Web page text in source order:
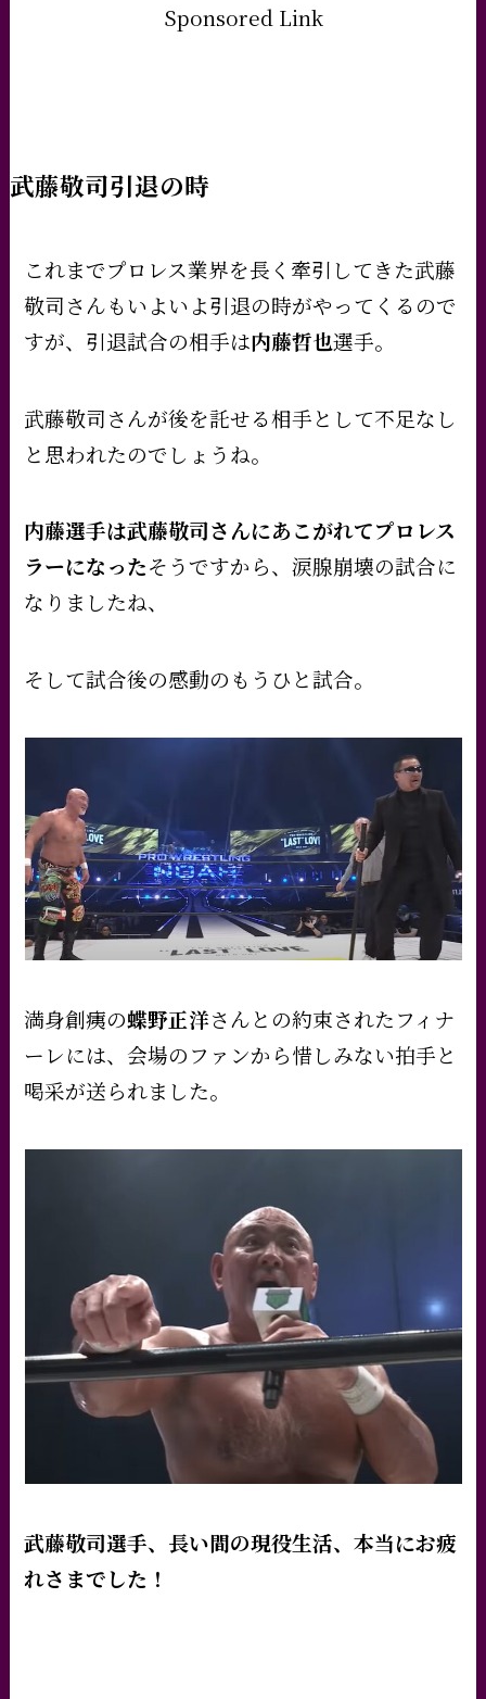
Sponsored Link
武藤敬司引退の時
これまでプロレス業界を長く牽引してきた武藤
敬司さんもいよいよ引退の時がやってくるので
すが、引退試合の相手は内藤哲也選手。
武藤敬司さんが後を託せる相手として不足なし
と思われたのでしょうね。
内藤選手は武藤敬司さんにあこがれてプロレス
ラーになったそうですから、涙腺崩壊の試合に
なりましたね、
そして試合後の感動のもうひと試合。
満身創痍の蝶野正洋さんとの約束されたフィナ
ーレには、会場のファンから惜しみない拍手と
喝采が送られました。
武藤敬司選手、長い間の現役生活、本当にお疲
れさまでした！